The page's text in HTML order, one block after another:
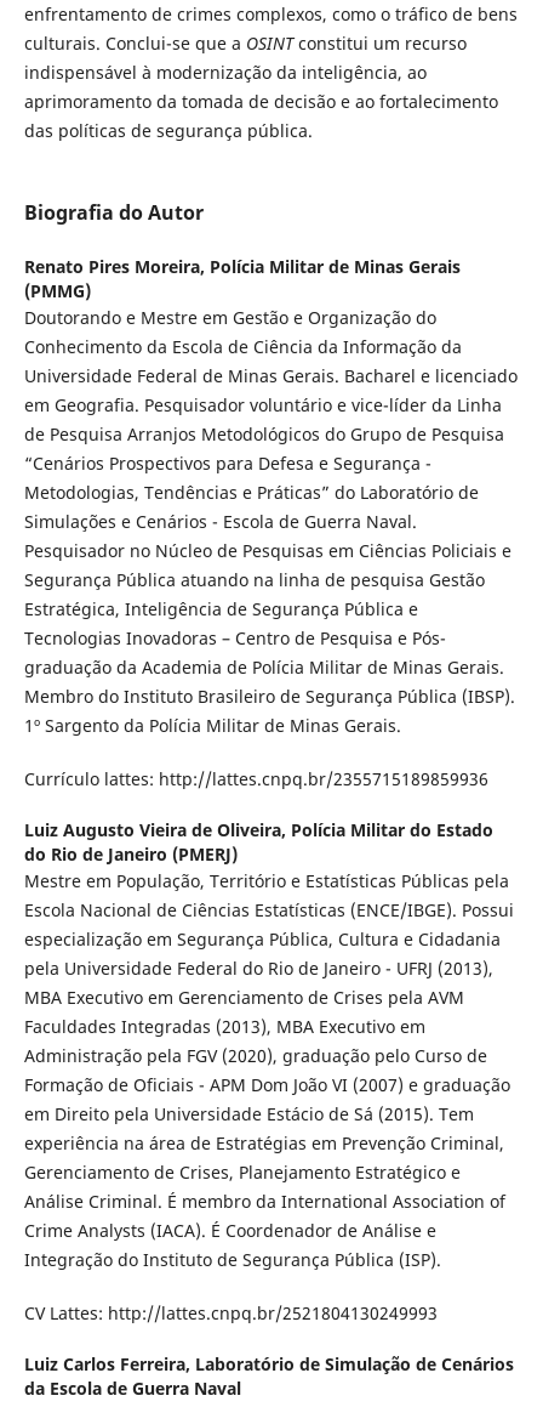
enfrentamento de crimes complexos, como o tráfico de bens
culturais. Conclui-se que a OSINTconstitui um recurso
indispensável à modernização da inteligência, ao
aprimoramento da tomada de decisão e ao fortalecimento
das políticas de segurança pública.
Biografia do Autor
Renato Pires Moreira, Polícia Militar de Minas Gerais
(PMMG)
Doutorando e Mestre em Gestão e Organização do
Conhecimento da Escola de Ciência da Informação da
Universidade Federal de Minas Gerais. Bacharel e licenciado
em Geografia. Pesquisador voluntário e vice-líder da Linha
de Pesquisa Arranjos Metodológicos do Grupo de Pesquisa
“Cenários Prospectivos para Defesa e Segurança -
Metodologias, Tendências e Práticas” do Laboratório de
Simulações e Cenários - Escola de Guerra Naval.
Pesquisador no Núcleo de Pesquisas em Ciências Policiais e
Segurança Pública atuando na linha de pesquisa Gestão
Estratégica, Inteligência de Segurança Pública e
Tecnologias Inovadoras – Centro de Pesquisa e Pós-
graduação da Academia de Polícia Militar de Minas Gerais.
Membro do Instituto Brasileiro de Segurança Pública (IBSP).
1º Sargento da Polícia Militar de Minas Gerais.
Currículo lattes: http://lattes.cnpq.br/2355715189859936
Luiz Augusto Vieira de Oliveira, Polícia Militar do Estado
do Rio de Janeiro (PMERJ)
Mestre em População, Território e Estatísticas Públicas pela
Escola Nacional de Ciências Estatísticas (ENCE/IBGE). Possui
especialização em Segurança Pública, Cultura e Cidadania
pela Universidade Federal do Rio de Janeiro - UFRJ (2013),
MBA Executivo em Gerenciamento de Crises pela AVM
Faculdades Integradas (2013), MBA Executivo em
Administração pela FGV (2020), graduação pelo Curso de
Formação de Oficiais - APM Dom João VI (2007) e graduação
em Direito pela Universidade Estácio de Sá (2015). Tem
experiência na área de Estratégias em Prevenção Criminal,
Gerenciamento de Crises, Planejamento Estratégico e
Análise Criminal. É membro da International Association of
Crime Analysts (IACA). É Coordenador de Análise e
Integração do Instituto de Segurança Pública (ISP).
CV Lattes: http://lattes.cnpq.br/2521804130249993
Luiz Carlos Ferreira, Laboratório de Simulação de Cenários
da Escola de Guerra Naval